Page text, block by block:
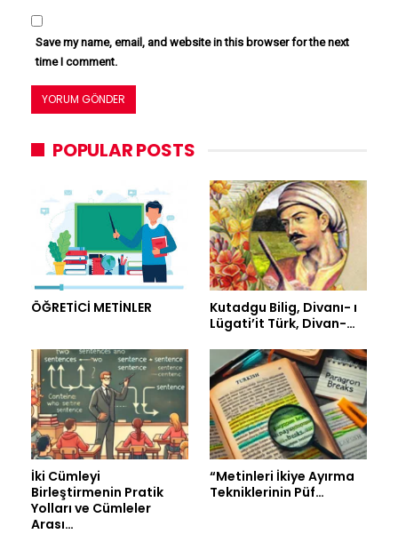
Save my name, email, and website in this browser for the next
time I comment.
POPULAR POSTS
ÖĞRETİCİ METİNLER
Kutadgu Bilig, Divanı- ı
Lügati’it Türk, Divan-…
İki Cümleyi
Birleştirmenin Pratik
Yolları ve Cümleler
Arası…
“Metinleri İkiye Ayırma
Tekniklerinin Püf…